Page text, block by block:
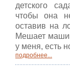
детского
чтобы она
оставив на
Мешает
у меня, есть
подробнее...